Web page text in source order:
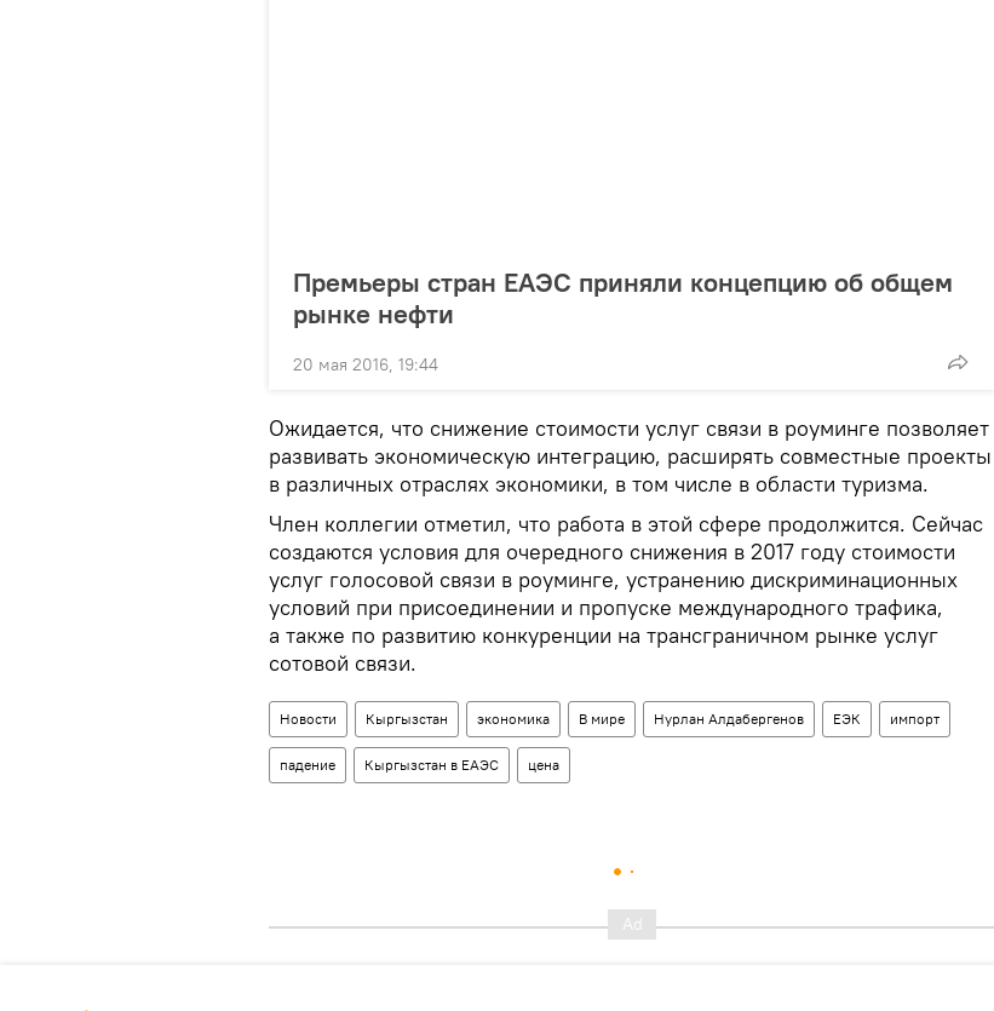
Премьеры стран ЕАЭС приняли концепцию об общем
рынке нефти
20 мая 2016, 19:44
Ожидается, что снижение стоимости услуг связи в роуминге позволяет
развивать экономическую интеграцию, расширять совместные проекты
в различных отраслях экономики, в том числе в области туризма.
Член коллегии отметил, что работа в этой сфере продолжится. Сейчас
создаются условия для очередного снижения в 2017 году стоимости
услуг голосовой связи в роуминге, устранению дискриминационных
условий при присоединении и пропуске международного трафика,
а также по развитию конкуренции на трансграничном рынке услуг
сотовой связи.
Новости Кыргызстан экономика В мире Нурлан Алдабергенов ЕЭК импорт
падение Кыргызстан в ЕАЭС цена